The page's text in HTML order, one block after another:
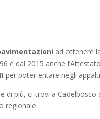
ad ottenere
e dal 2015 anche
per poter entare negli
di più, ci trovi a Cadelbosco
regionale.